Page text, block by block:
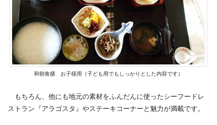
和朝食膳 お子様用（子ども用でもしっかりとした内容です）
もちろん、他にも地元の素材をふんだんに使ったシーフードレ
ストラン『アラゴスタ』やステーキコーナーと魅力が満載です。